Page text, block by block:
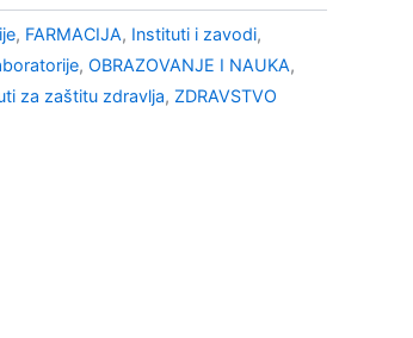
, FARMACIJA, Instituti i zavodi,
, OBRAZOVANJE I NAUKA,
za zaštitu zdravlja, ZDRAVSTVO